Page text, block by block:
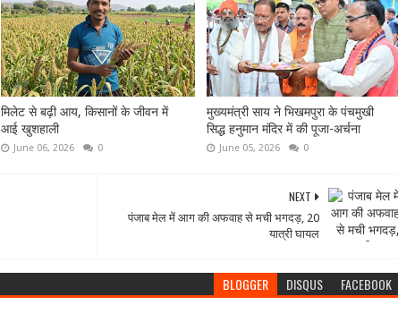
मिलेट से बढ़ी आय, किसानों के जीवन में
आई खुशहाली
June 06, 2026 0
मुख्यमंत्री साय ने भिखमपुरा के पंचमुखी
सिद्ध हनुमान मंदिर में की पूजा-अर्चना
June 05, 2026 0
NEXT
पंजाब मेल में आग की अफवाह से मची भगदड़, 20
यात्री घायल
BLOGGER DISQUS FACEBOOK